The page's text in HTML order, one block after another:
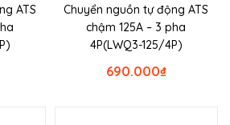
ATS
Chuyển nguồn tự động ATS
chậm 125A – 3 pha
4P(LWQ3-125/4P)
₫
690.000